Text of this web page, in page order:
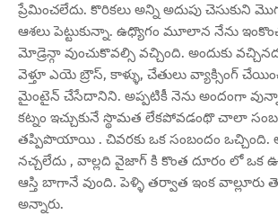
ప్రేమించలేదు. కొరికలు అన్ని అదుపు చెసుకుని
ఆశలు పెట్టుకున్నా. ఉధ్యొగం మూలాన నేను
మోడ్రెన్గా వుంచుకొవల్సి వచ్చింది. అందుకు
వెళ్తూ ఎయె బ్రౌస్, కాళ్ళు, చేతులు వ్యాక్సింగ్
మైంటైన్ చేసేదానిని. అప్పటికీ నెను అందంగా వున్నా
కట్నం ఇచ్చుకునే స్థొమత లేకపోవడంథొ చాలా
తప్పిపొయాయి . చివరకు ఒక సంబందం
నచ్చలేదు , వాల్లది వైజాగ్ కి కొంత దూరం లో ఒక
ఆస్తి బాగానే వుంది. పెళ్ళి తర్వాత ఇంక వాల్లూరు
అన్నారు.